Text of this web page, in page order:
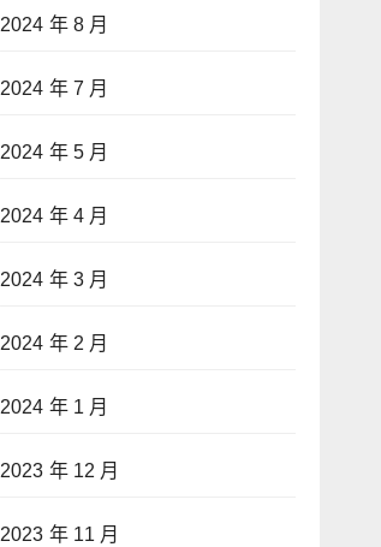
2024 年 8 月
2024 年 7 月
2024 年 5 月
2024 年 4 月
2024 年 3 月
2024 年 2 月
2024 年 1 月
2023 年 12 月
2023 年 11 月